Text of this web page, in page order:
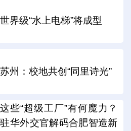
世界级“水上电梯”将成型
苏州：校地共创“同里诗光”
这些“超级工厂”有何魔力？
驻华外交官解码合肥智造新